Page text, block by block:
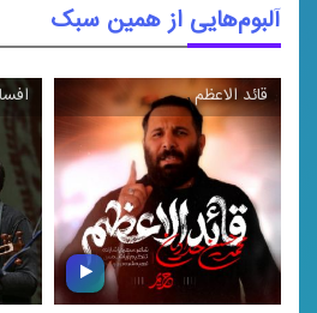
آلبوم‌هایی از همین سبک
قائد الاعظم\